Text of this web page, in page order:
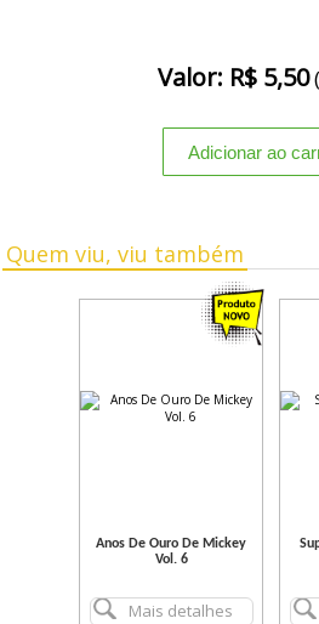
Valor: R$ 5,50
Quem viu, viu também
Anos De Ouro De Mickey
Vol. 6
Mais detalhes